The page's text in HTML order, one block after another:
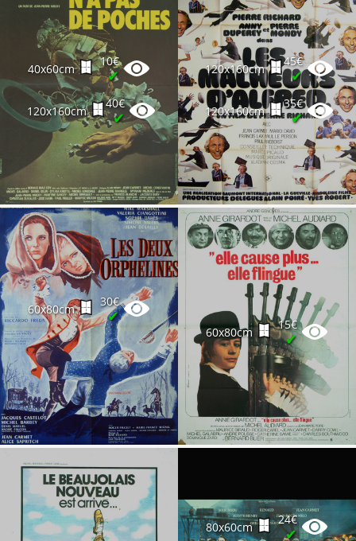
40x60cm
10€
✔
120x160cm
40€
✔
120x160cm
45€
✔
120x160cm
35€
✔
60x80cm
30€
✔
60x80cm
15€
✔
80x60cm
24€
✔